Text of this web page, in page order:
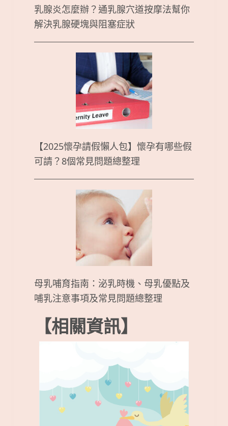
乳腺炎怎麼辦？通乳腺穴道按摩法幫你
解決乳腺硬塊與阻塞症狀
【2025懷孕請假懶人包】懷孕有哪些假
可請？8個常見問題總整理
母乳哺育指南：泌乳時機、母乳優點及
哺乳注意事項及常見問題總整理
【相關資訊】